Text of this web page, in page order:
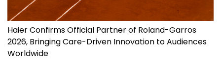
Haier Confirms Official Partner of Roland-Garros
2026, Bringing Care-Driven Innovation to Audiences
Worldwide